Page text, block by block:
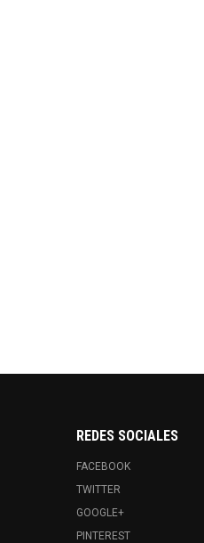
REDES SOCIALES
FACEBOOK
TWITTER
GOOGLE+
PINTEREST